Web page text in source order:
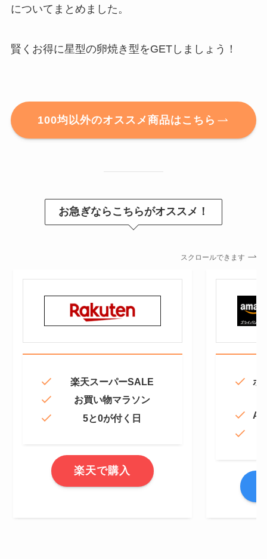
についてまとめました。
賢くお得に星型の卵焼き型をGETしましょう！
100均以外のオススメ商品はこちら
お急ぎならこちらがオススメ！
スクロールできます
楽天スーパーSALE
お買い物マラソン
5と0が付く日
楽天で購入
ポ